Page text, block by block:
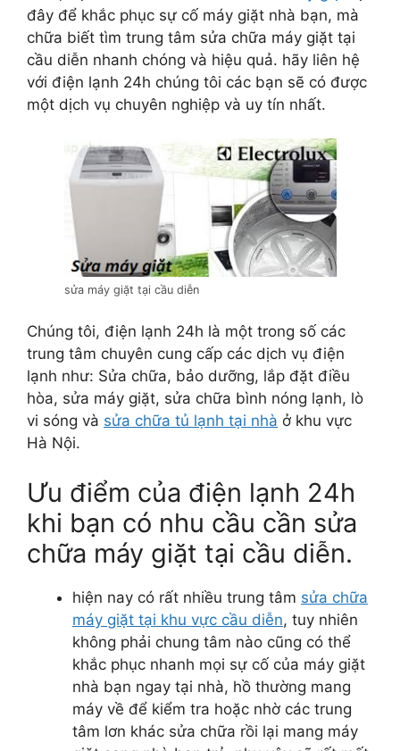
đây để khắc phục sự cố máy giặt nhà bạn, mà
chữa biết tìm trung tâm sửa chữa máy giặt tại
cầu diễn nhanh chóng và hiệu quả. hãy liên hệ
với điện lạnh 24h chúng tôi các bạn sẽ có được
một dịch vụ chuyên nghiệp và uy tín nhất.
sửa máy giặt tại cầu diễn
Chúng tôi, điện lạnh 24h là một trong số các
trung tâm chuyên cung cấp các dịch vụ điện
lạnh như: Sửa chữa, bảo dưỡng, lắp đặt điều
hòa, sửa máy giặt, sửa chữa bình nóng lạnh, lò
vi sóng và sửa chữa tủ lạnh tại nhà ở khu vực
Hà Nội.
Ưu điểm của điện lạnh 24h
khi bạn có nhu cầu cần sửa
chữa máy giặt tại cầu diễn.
hiện nay có rất nhiều trung tâm sửa chữa
máy giặt tại khu vực cầu diễn, tuy nhiên
không phải chung tâm nào cũng có thể
khắc phục nhanh mọi sự cố của máy giặt
nhà bạn ngay tại nhà, hồ thường mang
máy về để kiểm tra hoặc nhờ các trung
tâm lơn khác sửa chữa rồi lại mang máy